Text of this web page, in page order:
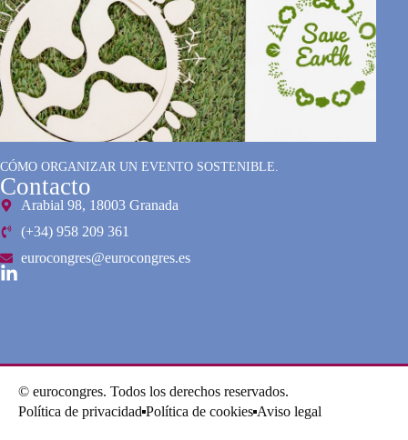
CÓMO ORGANIZAR UN EVENTO SOSTENIBLE.
Contacto
Arabial 98, 18003 Granada
(+34) 958 209 361
eurocongres@eurocongres.es
© eurocongres. Todos los derechos reservados.
Política de privacidad Política de cookies Aviso legal